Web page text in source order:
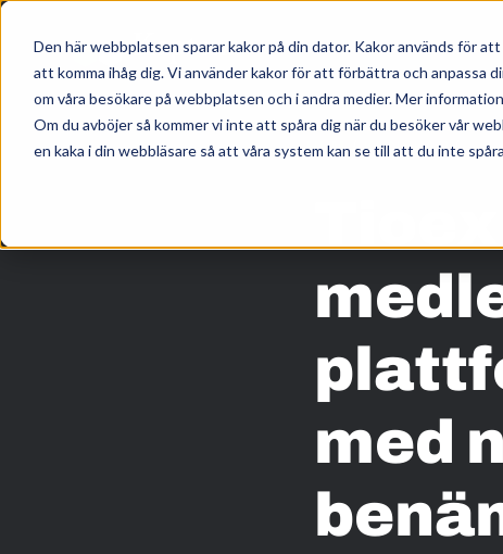
Den här webbplatsen sparar kakor på din dator. Kakor används för
att komma ihåg dig. Vi använder kakor för att förbättra och anpassa
om våra besökare på webbplatsen och i andra medier. Mer
Om du avböjer så kommer vi inte att spåra dig när du besöker vår
en kaka i din webbläsare så att våra system kan se till att du inte
HEM/KUNSKAP/
med